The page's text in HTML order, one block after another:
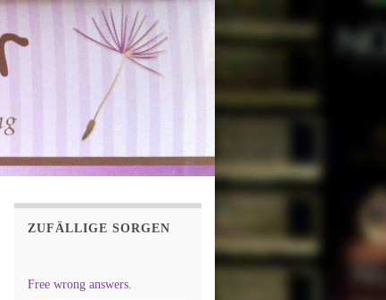
ZUFÄLLIGE SORGEN
Free wrong answers.